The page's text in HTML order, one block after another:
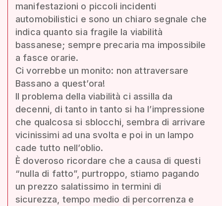
manifestazioni o piccoli incidenti
automobilistici e sono un chiaro segnale che
indica quanto sia fragile la viabilità
bassanese; sempre precaria ma impossibile
a fasce orarie.
Ci vorrebbe un monito: non attraversare
Bassano a quest’ora!
Il problema della viabilità ci assilla da
decenni, di tanto in tanto si ha l’impressione
che qualcosa si sblocchi, sembra di arrivare
vicinissimi ad una svolta e poi in un lampo
cade tutto nell’oblio.
È doveroso ricordare che a causa di questi
“nulla di fatto”, purtroppo, stiamo pagando
un prezzo salatissimo in termini di
sicurezza, tempo medio di percorrenza e